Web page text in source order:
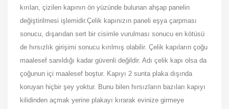
kırılan, çizilen kapının ön yüzünde bulunan ahşap panelin
değiştirilmesi işlemidir.Çelik kapınızın paneli eşya çarpması
sonucu, dışarıdan sert bir cisimle vurulması sonucu en kötüsü
de hırsızlık girişimi sonucu kırılmış olabilir. Çelik kapıların çoğu
maalesef sanıldığı kadar güvenli değildir. Adı çelik kapı olsa da
çoğunun içi maalesef boştur. Kapıyı 2 sunta plaka dışında
koruyan hiçbir şey yoktur. Bunu bilen hırsızların bazıları kapıyı
kilidinden açmak yerine plakayı kırarak evinize girmeye